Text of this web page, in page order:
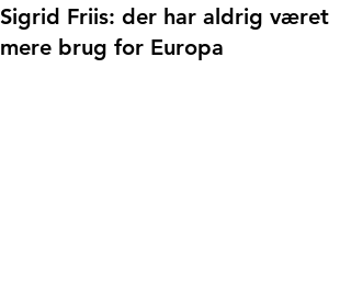
Sigrid Friis: der har aldrig været
mere brug for Europa